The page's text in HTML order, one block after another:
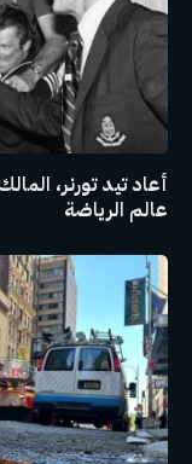
أعاد تيد تورنر،
عالم الرياضة